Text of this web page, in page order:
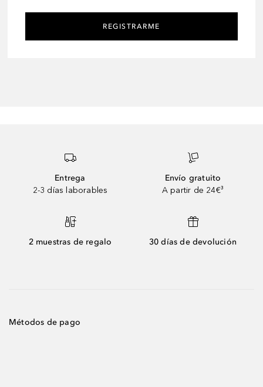
REGISTRARME
Entrega
2-3 días laborables
Envío gratuito
A partir de 24€³
2 muestras de regalo 30 días de devolución
Métodos de pago